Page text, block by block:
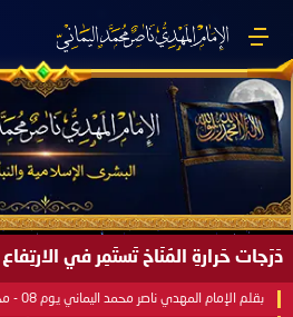
بقلم الإمام المهدي ناصر محمد اليماني يوم 08 - محرم - 1445 هـ